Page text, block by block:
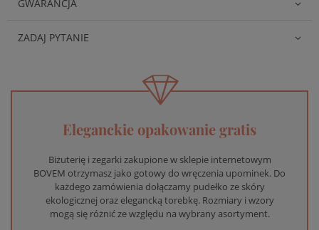
GWARANCJA
ZADAJ PYTANIE
Eleganckie opakowanie gratis
Biżuterię i zegarki zakupione w sklepie internetowym
BOVEM otrzymasz jako gotowy do wręczenia upominek. Do
każdego zamówienia dołączamy pudełko ze skóry
ekologicznej oraz elegancką torebkę. Rozmiary i wzory
mogą się różnić ze względu na wybrany asortyment.